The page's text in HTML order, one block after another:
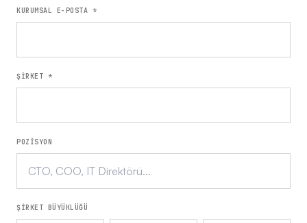
KURUMSAL E-POSTA *
ŞİRKET *
POZİSYON
ŞİRKET BÜYÜKLÜĞÜ